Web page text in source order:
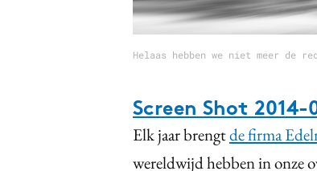
Helaas hebben we niet meer de
Screen Shot
Elk jaar brengtde firma
wereldwijd hebben in onze